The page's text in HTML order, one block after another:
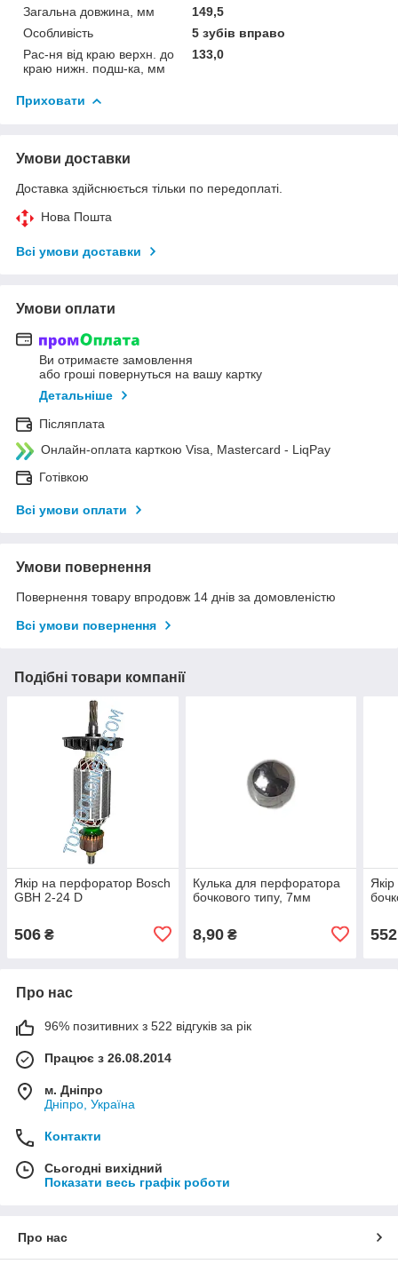
Загальна довжина, мм
149,5
Особливість
5 зубів вправо
Рас-ня від краю верхн. до
краю нижн. подш-ка, мм
133,0
Приховати
Умови доставки
Доставка здійснюється тільки по передоплаті.
Нова Пошта
Всі умови доставки
Умови оплати
Ви отримаєте замовлення
або гроші повернуться на вашу картку
Детальніше
Післяплата
Онлайн-оплата карткою Visa, Mastercard - LiqPay
Готівкою
Всі умови оплати
Умови повернення
Повернення товару впродовж 14 днів за домовленістю
Всі умови повернення
Подібні товари компанії
Якір на перфоратор Bosch
GBH 2-24 D
506 ₴
Кулька для перфоратора
бочкового типу, 7мм
8,90₴ 552
Про нас
96% позитивних з 522 відгуків за рік
Працює з 26.08.2014
м. Дніпро
Дніпро, Україна
Контакти
Сьогодні вихідний
Показати весь графік роботи
Про нас